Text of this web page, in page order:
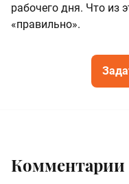
рабочего дня. Что из
«правильно».
Комментарии